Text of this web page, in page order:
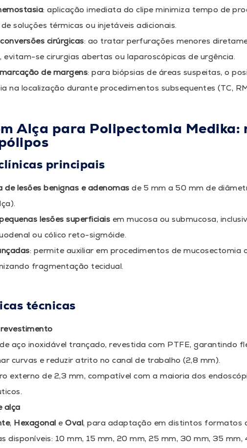
: aplicação imediata do clipe minimiza tempo de
soluções térmicas ou injetáveis adicionais.
cirúrgicas: ao tratar perfurações menores
evitam-se cirurgias abertas ou laparoscópicas de urgência.
de margens: para biópsias de áreas suspeitas, o
na localização durante procedimentos subsequentes (TC,
Alça para Polipectomia Medika:
principais
de lesões benignas e adenomas de 5 mm a 50 mm de
lesões superficiais em mucosa ou submucosa,
ou cólico reto-sigmóide.
: permite auxiliar em procedimentos de mucosectomia
fragmentação tecidual.
técnicas
aço inoxidável trançado, revestida com PTFE, garantindo
curvas e reduzir atrito no canal de trabalho (2,8 mm).
externo de 2,3 mm, compatível com a maioria dos
alça
, Hexagonal eOval, para adaptação em distintos formatos
disponíveis: 10 mm, 15 mm, 20 mm, 25 mm, 30 mm, 35 mm,